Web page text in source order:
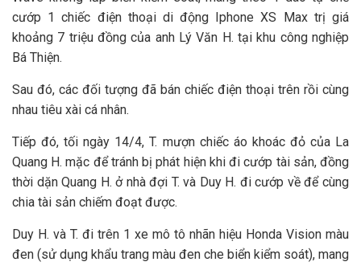
cướp 1 chiếc điện thoại di động Iphone XS Max trị giá
khoảng 7 triệu đồng của anh Lý Văn H. tại khu công nghiệp
Bá Thiện.
Sau đó, các đối tượng đã bán chiếc điện thoại trên rồi cùng
nhau tiêu xài cá nhân.
Tiếp đó, tối ngày 14/4, T. mượn chiếc áo khoác đỏ của La
Quang H. mặc để tránh bị phát hiện khi đi cướp tài sản, đồng
thời dặn Quang H. ở nhà đợi T. và Duy H. đi cướp về để cùng
chia tài sản chiếm đoạt được.
Duy H. và T. đi trên 1 xe mô tô nhãn hiệu Honda Vision màu
đen (sử dụng khẩu trang màu đen che biển kiểm soát), mang